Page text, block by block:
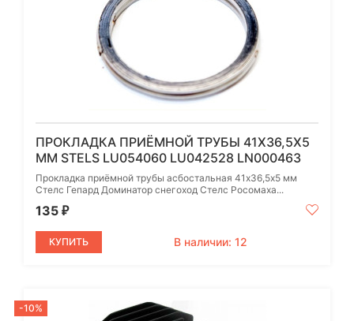
ПРОКЛАДКА ПРИЁМНОЙ ТРУБЫ 41Х36,5Х5
ММ STELS LU054060 LU042528 LN000463
Прокладка приёмной трубы асбостальная 41х36,5х5 мм
Стелс Гепард Доминатор снегоход Стелс Росомаха...
135 ₽
КУПИТЬ В наличии: 12
-10%